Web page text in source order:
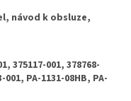
návod k obsluze,
375117-001, 378768-
001, PA-1131-08HB, PA-